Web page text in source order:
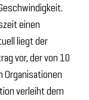
einen
liegt der
vor, der von 10
Organisationen
verleiht dem